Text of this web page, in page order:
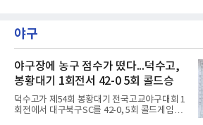
에서 경기하고 있다.
야구
야구장에 농구 점수가 떴다...덕수고,
봉황대기 1회전서 42-0 5회 콜드승
덕수고가 제54회 봉황대기 전국고교야구대회 1
회전에서 대구북구SC를 42-0, 5회 콜드게임으